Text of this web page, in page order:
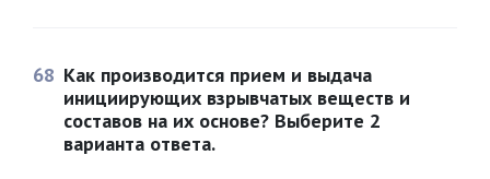
68 Как производится прием и выдача
инициирующих взрывчатых веществ и
составов на их основе? Выберите 2
варианта ответа.